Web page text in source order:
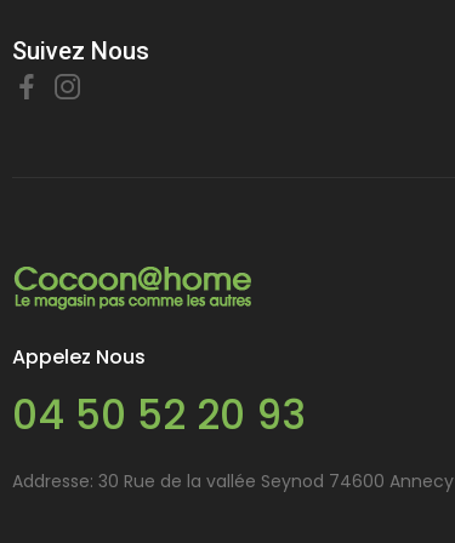
Suivez Nous
Appelez Nous
04 50 52 20 93
Addresse: 30 Rue de la vallée Seynod 74600 Annecy